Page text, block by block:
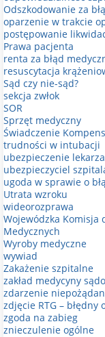
Odszkodowanie za
oparzenie w trakcie
postępowanie
Prawa pacjenta
renta za błąd
resuscytacja
Sąd czy nie-sąd?
sekcja zwłok
SOR
Sprzęt medyczny
Świadczenie
trudności w intubacji
ubezpieczenie lekarza
ubezpieczyciel
ugoda w sprawie o
Utrata wzroku
wideorozprawa
Wojewódzka Komisja
Medycznych
Wyroby medyczne
wywiad
Zakażenie szpitalne
zakład medycyny
zdarzenie
zdjęcie RTG – błędny
zgoda na zabieg
znieczulenie ogólne